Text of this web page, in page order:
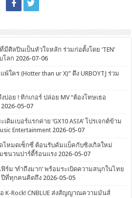
ศิลปินเป็นหัวใจหลัก ร่วมก่อตั้งโดย ‘TEN’
โลก 2026-07-06
พ้ใคร (Hotter than ur X)” ดึง URBOYTJ ร่วม
อย ! ทิกเกอร์ ปล่อย MV “ต้องโทษเธอ
2026-05-07
เดิมเบอร์แรกค่าย ‘GX10 ASIA’ โปรเจกต์ข้าม
Entertainment 2026-05-07
ปิดโหมดเซ็กซี่ ต้อนรับคัมแบ็คกับซิงเกิลใหม่
มชนวนปาร์ตี้ร้อนแรง 2026-05-07
ร์ม ‘ทำถึงมาก’ พร้อมระเบิดความสนุกในไทย
ปีที่ทุกคนคิดถึง 2026-05-05
K-Rock! CNBLUE ส่งสัญญาณความมันส์